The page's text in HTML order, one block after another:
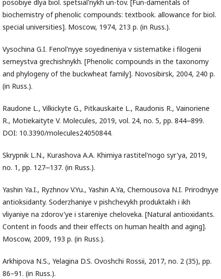
posobiye dlya biol. spetsial'nykh un-tov. [Fun-damentals of
biochemistry of phenolic compounds: textbook. allowance for biol.
special universities]. Moscow, 1974, 213 p. (in Russ.).
Vysochina G.I. Fenol'nyye soyedineniya v sistematike i filogenii
semeystva grechishnykh. [Phenolic compounds in the taxonomy
and phylogeny of the buckwheat family]. Novosibirsk, 2004, 240 p.
(in Russ.).
Raudone L., Vilkickyte G., Pitkauskaite L., Raudonis R., Vainoriene
R., Motiekaityte V. Molecules, 2019, vol. 24, no. 5, pp. 844‒899.
DOI: 10.3390/molecules24050844.
Skrypnik L.N., Kurashova A.A. Khimiya rastitel'nogo syr'ya, 2019,
no. 1, pp. 127‒137. (in Russ.).
Yashin Ya.I., Ryzhnov V.Yu., Yashin A.Ya, Chernousova N.I. Prirodnyye
antioksidanty. Soderzhaniye v pishchevykh produktakh i ikh
vliyaniye na zdorov'ye i stareniye cheloveka. [Natural antioxidants.
Content in foods and their effects on human health and aging].
Moscow, 2009, 193 p. (in Russ.).
Arkhipova N.S., Yelagina D.S. Ovoshchi Rossii, 2017, no. 2 (35), pp.
86–91. (in Russ.).